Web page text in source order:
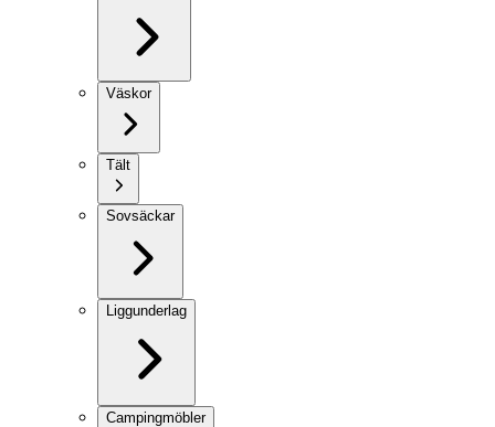
Väskor
Tält
Sovsäckar
Liggunderlag
Campingmöbler